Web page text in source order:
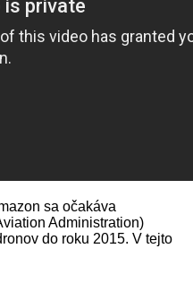
sa očakáva
Administration)
do roku 2015. V tejto